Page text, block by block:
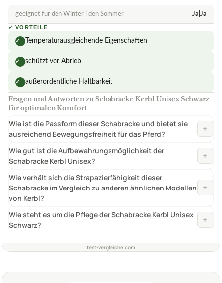
geeignet für den Winter | den Sommer Ja|Ja
✓ VORTEILE
✓ Temperaturausgleichende Eigenschaften
✓ schützt vor Abrieb
✓ außerordentliche Haltbarkeit
Fragen und Antworten zu Schabracke Kerbl Unisex Schwarz
für optimalen Komfort
Wie ist die Passform dieser Schabracke und bietet sie
ausreichend Bewegungsfreiheit für das Pferd?
+
Wie gut ist die Aufbewahrungsmöglichkeit der
Schabracke Kerbl Unisex?
+
Wie verhält sich die Strapazierfähigkeit dieser
Schabracke im Vergleich zu anderen ähnlichen Modellen
von Kerbl?
+
Wie steht es um die Pflege der Schabracke Kerbl Unisex
Schwarz?
+
test-vergleiche.com